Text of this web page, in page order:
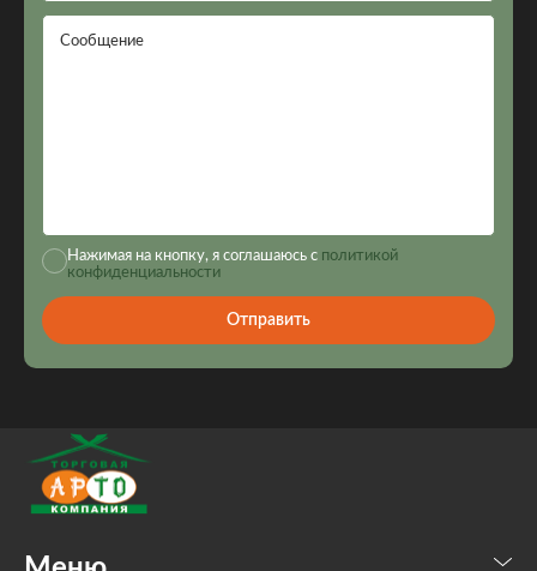
Сообщение
Нажимая на кнопку, я соглашаюсь с политикой
конфиденциальности
Отправить